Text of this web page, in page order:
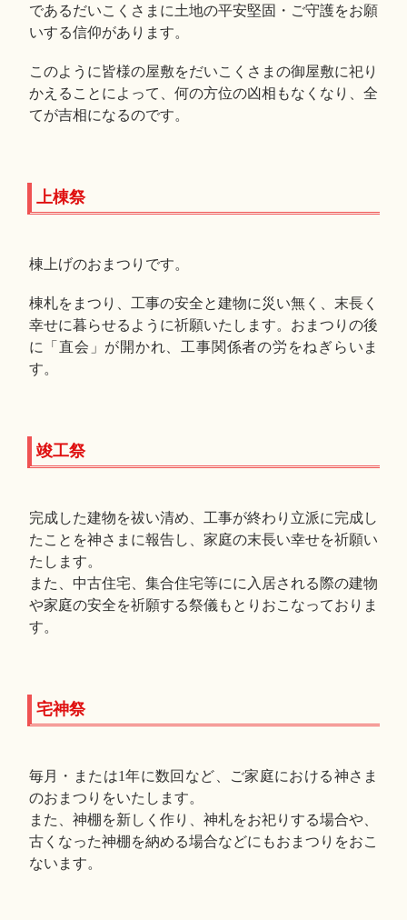
であるだいこくさまに土地の平安堅固・ご守護をお願
いする信仰があります。
このように皆様の屋敷をだいこくさまの御屋敷に祀り
かえることによって、何の方位の凶相もなくなり、全
てが吉相になるのです。
上棟祭
棟上げのおまつりです。
棟札をまつり、工事の安全と建物に災い無く、末長く
幸せに暮らせるように祈願いたします。おまつりの後
に「直会」が開かれ、工事関係者の労をねぎらいま
す。
竣工祭
完成した建物を祓い清め、工事が終わり立派に完成し
たことを神さまに報告し、家庭の末長い幸せを祈願い
たします。
また、中古住宅、集合住宅等にに入居される際の建物
や家庭の安全を祈願する祭儀もとりおこなっておりま
す。
宅神祭
毎月・または1年に数回など、ご家庭における神さま
のおまつりをいたします。
また、神棚を新しく作り、神札をお祀りする場合や、
古くなった神棚を納める場合などにもおまつりをおこ
ないます。